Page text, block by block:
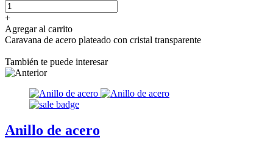
+
Agregar al carrito
Caravana de acero plateado con cristal transparente
También te puede interesar
Anillo de acero